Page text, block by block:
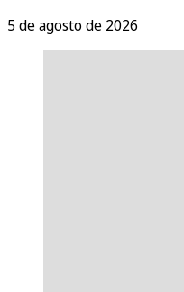
5 de agosto de 2026